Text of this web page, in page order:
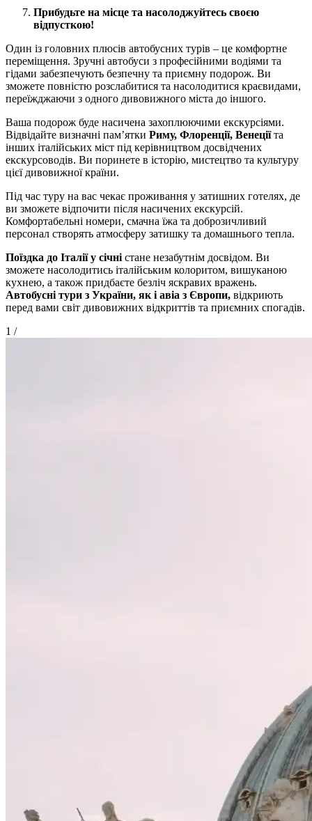
Прибудьте на місце та насолоджуйтесь своєю
відпусткою!
Один із головних плюсів автобусних турів – це комфортне
переміщення. Зручні автобуси з професійними водіями та
гідами забезпечують безпечну та приємну подорож. Ви
зможете повністю розслабитися та насолодитися краєвидами,
переїжджаючи з одного дивовижного міста до іншого.
Ваша подорож буде насичена захоплюючими екскурсіями.
Відвідайте визначні пам’ятки Риму, Флоренції, Венеціїта
інших італійських міст під керівництвом досвідчених
екскурсоводів. Ви поринете в історію, мистецтво та культуру
цієї дивовижної країни.
Під час туру на вас чекає проживання у затишних готелях, де
ви зможете відпочити після насичених екскурсій.
Комфортабельні номери, смачна їжа та доброзичливий
персонал створять атмосферу затишку та домашнього тепла.
Поїздка до Італії у січні стане незабутнім досвідом. Ви
зможете насолодитись італійським колоритом, вишуканою
кухнею, а також придбаєте безліч яскравих вражень.
Автобусні тури з України, як і авіа з Європи, відкриють
перед вами світ дивовижних відкриттів та приємних спогадів.
1 /